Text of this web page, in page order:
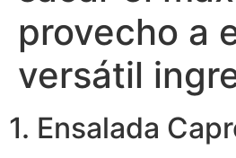
provecho a
versátil
1. Ensalada